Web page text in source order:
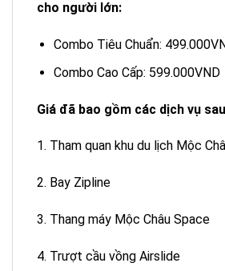
cho người lớn:
Combo Tiêu Chuẩn:
Combo Cao Cấp: 599.000VND
Giá đã bao gồm các dịch vụ
1. Tham quan khu du lịch Mộc
2. Bay Zipline
3. Thang máy Mộc Châu Space
4. Trượt cầu vồng Airslide